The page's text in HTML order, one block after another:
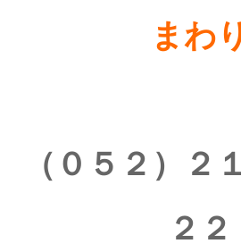
まわ
（０５２）２
２２